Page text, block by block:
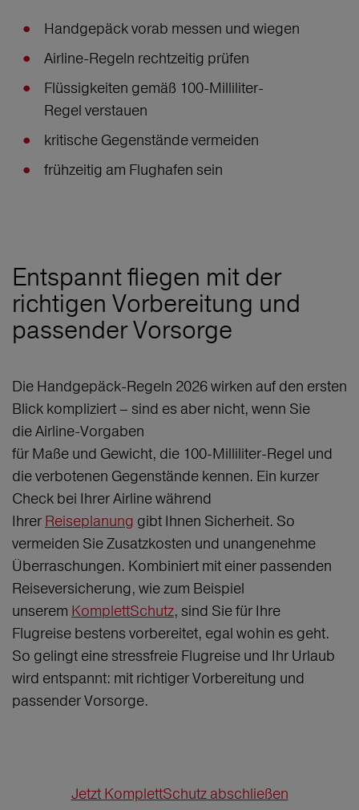
Handgepäck vorab messen und wiegen
Airline-Regeln rechtzeitig prüfen
Flüssigkeiten gemäß 100-Milliliter-
Regel verstauen
kritische Gegenstände vermeiden
frühzeitig am Flughafen sein
Entspannt fliegen mit der
richtigen Vorbereitung und
passender Vorsorge
Die Handgepäck-Regeln 2026 wirken auf den ersten
Blick kompliziert – sind es aber nicht, wenn Sie
die Airline-Vorgaben
für Maße und Gewicht, die 100-Milliliter-Regel und
die verbotenen Gegenstände kennen. Ein kurzer
Check bei Ihrer Airline während
Ihrer Reiseplanung gibt Ihnen Sicherheit. So
vermeiden Sie Zusatzkosten und unangenehme
Überraschungen. Kombiniert mit einer passenden
Reiseversicherung, wie zum Beispiel
unserem KomplettSchutz, sind Sie für Ihre
Flugreise bestens vorbereitet, egal wohin es geht.
So gelingt eine stressfreie Flugreise und Ihr Urlaub
wird entspannt: mit richtiger Vorbereitung und
passender Vorsorge.
Jetzt KomplettSchutz abschließen